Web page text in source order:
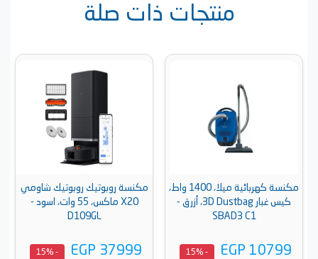
منتجات ذات صلة
مكنسة كهربائية ميلا، 1400 واط،
كيس غبار 3D Dustbag، أزرق -
SBAD3 C1
EGP 10799
- 15%
مكنسة روبوتيك روبوتيك شاومي
X20 ماكس، 55 وات، اسود -
D109GL
EGP 37999
- 15%